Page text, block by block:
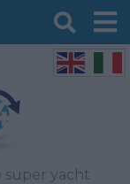
super yacht